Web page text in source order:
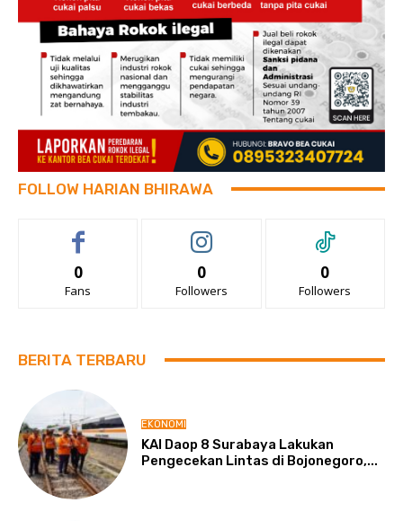
FOLLOW HARIAN BHIRAWA
0
Fans
0
Followers
0
Followers
BERITA TERBARU
EKONOMI
KAI Daop 8 Surabaya Lakukan
Pengecekan Lintas di Bojonegoro,...